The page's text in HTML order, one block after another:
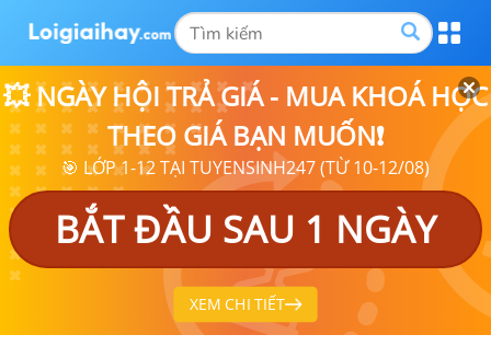
💥 NGÀY HỘI TRẢ GIÁ - MUA KHOÁ HỌC
THEO GIÁ BẠN MUỐN❗
🎯 LỚP 1-12 TẠI TUYENSINH247 (TỪ 10-12/08)
BẮT ĐẦU SAU 1 NGÀY
XEM CHI TIẾT